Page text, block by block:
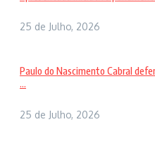
25 de Julho, 2026
Paulo do Nascimento Cabral
...
25 de Julho, 2026